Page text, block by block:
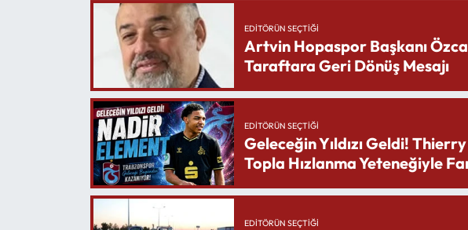
EDITÖRÜN SEÇTIĞI
Artvin Hopaspor Başkanı
Taraftara Geri Dönüş Mesajı
EDITÖRÜN SEÇTIĞI
Geleceğin Yıldızı Geldi!
Topla Hızlanma Yeteneğiyle
EDITÖRÜN SEÇTIĞI